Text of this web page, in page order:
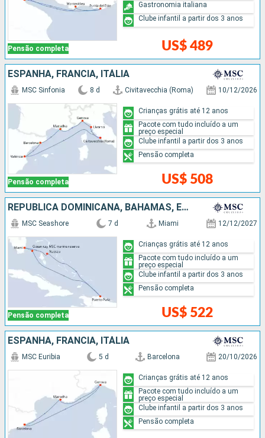
Pensão completa US$ 489
Gastronomia italiana
Clube infantil a partir dos 3 anos
ESPANHA, FRANCIA, ITÁLIA
Pensão completa
MSC Sinfonia 8 d Civitavecchia (Roma) 10/12/2026
US$ 508
Crianças grátis até 12 anos
Pacote com tudo incluído a um
preço especial
Clube infantil a partir dos 3 anos
Pensão completa
REPUBLICA DOMINICANA, BAHAMAS, ESTADOS UNIDOS
Pensão completa
MSC Seashore 7 d Miami 12/12/2027
US$ 522
Crianças grátis até 12 anos
Pacote com tudo incluído a um
preço especial
Clube infantil a partir dos 3 anos
Pensão completa
ESPANHA, FRANCIA, ITÁLIA
MSC Euribia 5 d Barcelona 20/10/2026
Crianças grátis até 12 anos
Pacote com tudo incluído a um
preço especial
Clube infantil a partir dos 3 anos
Pensão completa